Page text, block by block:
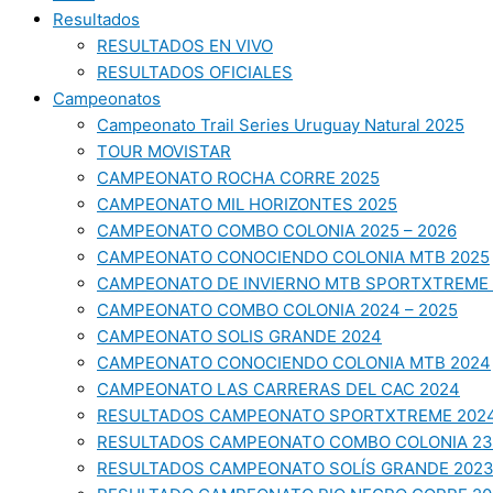
Resultados
RESULTADOS EN VIVO
RESULTADOS OFICIALES
Campeonatos
Campeonato Trail Series Uruguay Natural 2025
TOUR MOVISTAR
CAMPEONATO ROCHA CORRE 2025
CAMPEONATO MIL HORIZONTES 2025
CAMPEONATO COMBO COLONIA 2025 – 2026
CAMPEONATO CONOCIENDO COLONIA MTB 2025
CAMPEONATO DE INVIERNO MTB
CAMPEONATO COMBO COLONIA 2024 – 2025
CAMPEONATO SOLIS GRANDE 2024
CAMPEONATO CONOCIENDO COLONIA MTB 2024
CAMPEONATO LAS CARRERAS DEL CAC 2024
RESULTADOS CAMPEONATO SPORTXTREME
RESULTADOS CAMPEONATO COMBO COLONIA
RESULTADOS CAMPEONATO SOLÍS GRANDE 2023